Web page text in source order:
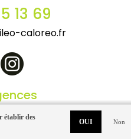
13 69
caloreo.fr
Bressuire
établir des
OUI Non